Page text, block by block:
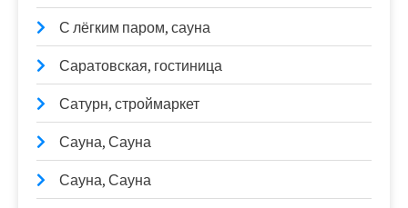
С лёгким паром, сауна
Саратовская, гостиница
Сатурн, строймаркет
Сауна, Сауна
Сауна, Сауна